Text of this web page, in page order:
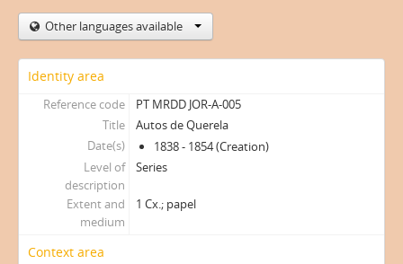
Other languages available
Identity area
Reference code
PT MRDD JOR-A-005
Title
Autos de Querela
Date(s)
1838 - 1854 (Creation)
Level of
description
Series
Extent and
medium
1 Cx.; papel
Context area